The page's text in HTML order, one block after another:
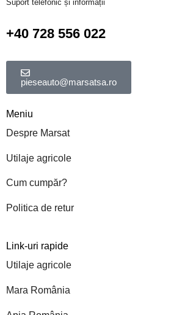
Suport telefonic și informații
+40 728 556 022
pieseauto@marsatsa.ro
Meniu
Despre Marsat
Utilaje agricole
Cum cumpăr?
Politica de retur
Link-uri rapide
Utilaje agricole
Mara România